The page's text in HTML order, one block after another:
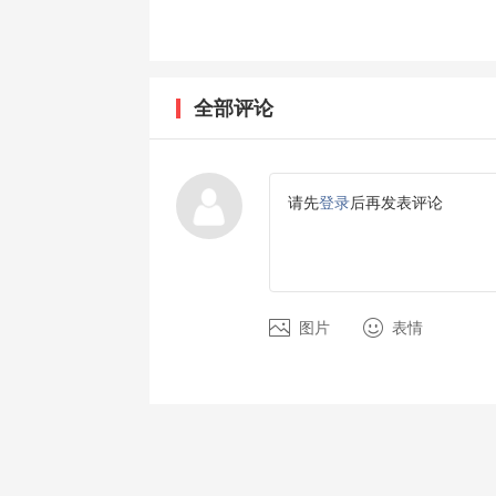
全部评论
请先登录后再发表评论
图片 表情